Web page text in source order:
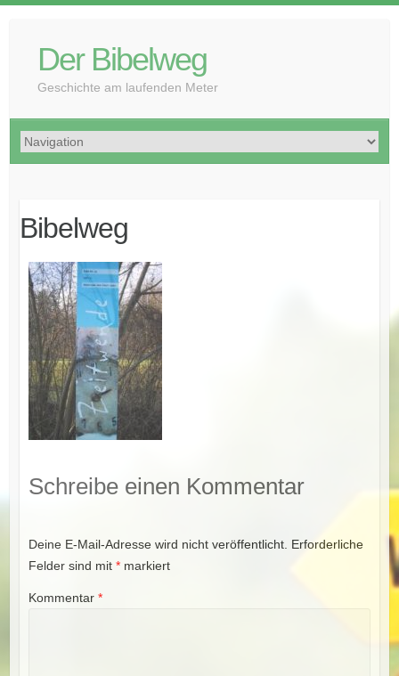
Der Bibelweg
Geschichte am laufenden Meter
Bibelweg
Schreibe einen Kommentar
Deine E-Mail-Adresse wird nicht veröffentlicht. Erforderliche
Felder sind mit *markiert
Kommentar *